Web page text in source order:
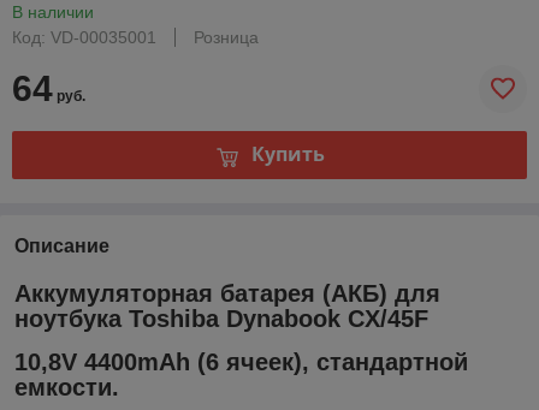
В наличии
Код: VD-00035001
Розница
64 руб.
Купить
Описание
Аккумуляторная батарея (АКБ) для
ноутбука Toshiba Dynabook CX/45F
10,8V 4400mAh (6 ячеек), стандартной
емкости.